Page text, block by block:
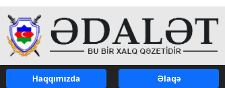
Haqqımızda
Əlaqə